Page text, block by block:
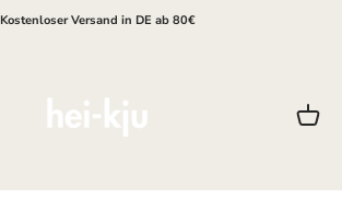
Kostenloser Versand in DE ab 80€